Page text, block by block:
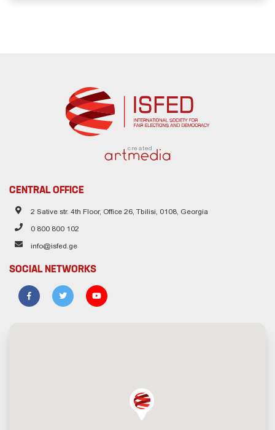
created
CENTRAL OFFICE
2 Sative str. 4th Floor, Office 26, Tbilisi, 0108, Georgia
0 800 800 102
info@isfed.ge
SOCIAL NETWORKS